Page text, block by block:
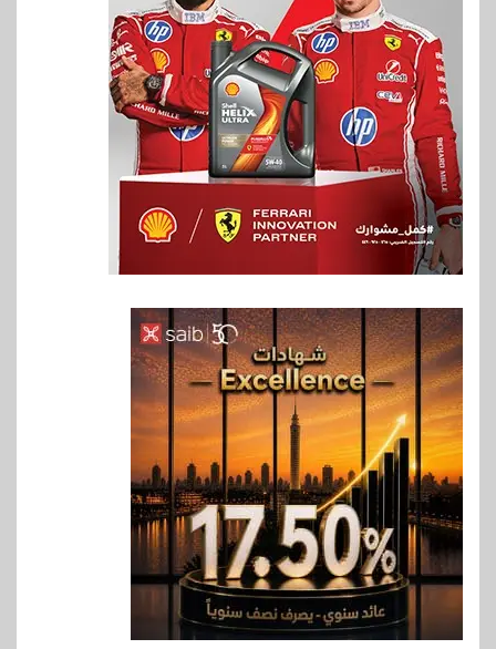
6
بنوك
بنك مصر يشارك في فعالية اليوم
العالمي للشباب ويقدم العديد من
العروض المجانية
7
بنوك
بنك QNB مصر يعزز جاهزية
المشروعات الصغيرة والمتوسطة
للنمو والتوسع